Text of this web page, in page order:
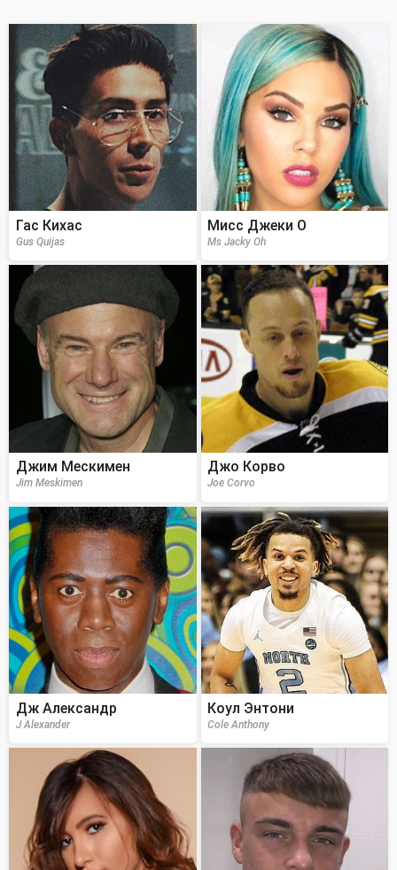
Гас Кихас
Gus Quijas
Мисс Джеки О
Ms Jacky Oh
Джим Мескимен
Jim Meskimen
Джо Корво
Joe Corvo
Дж Александр
J Alexander
Коул Энтони
Cole Anthony